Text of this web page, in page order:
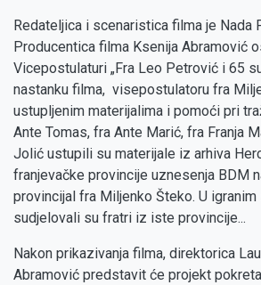
Redateljica i scenaristica filma je Nada
Producentica filma Ksenija Abramović
Vicepostulaturi „Fra Leo Petrović i 65
nastanku filma, visepostulatoru fra
ustupljenim materijalima i pomoći pri
Ante Tomas, fra Ante Marić, fra Franja
Jolić ustupili su materijale iz arhiva
franjevačke provincije uznesenja BDM
provincijal fra Miljenko Šteko. U igranim
sudjelovali su fratri iz iste provincije...
Nakon prikazivanja filma, direktorica
Abramović predstavit će projekt